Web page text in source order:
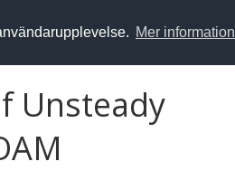
Mer information
Unsteady